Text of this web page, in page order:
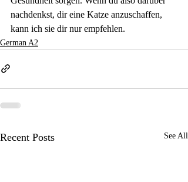
nachdenkst, dir eine Katze anzuschaffen,
kann ich sie dir nur empfehlen.
German A2
Recent Posts See All